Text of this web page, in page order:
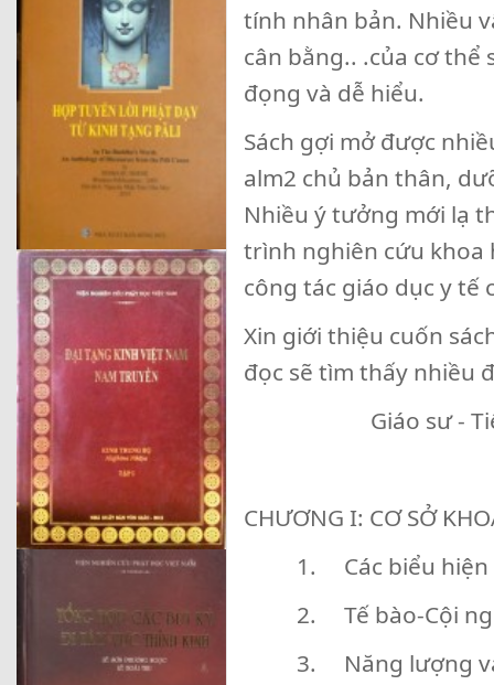
tính nhân bản. Nhiều
cân bằng.. .của cơ
đọng và dễ hiểu.
Sách gợi mở được
alm2 chủ bản thân,
Nhiều ý tưởng mới lạ
trình nghiên cứu khoa
công tác giáo dục y tế
Xin giới thiệu cuốn
đọc sẽ tìm thấy nhiều
Giáo sư - Tiến sĩ
CHƯƠNG I: CƠ SỞ
1. Các biểu hiện
2. Tế bào-Cội
3. Năng lượng